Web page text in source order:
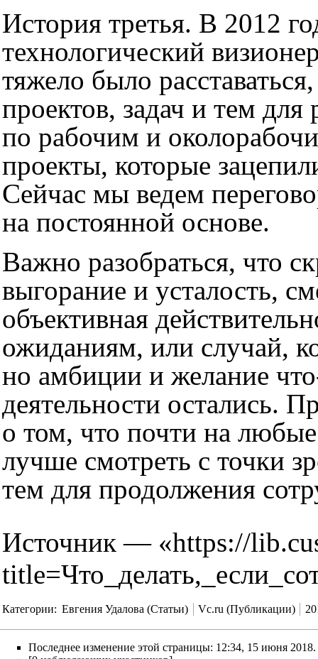
История третья. В 2012
технологический
тяжело было
проектов, задач и тем
по рабочим и
проекты, которые
Сейчас мы ведем
на постоянной основе.
Важно разобраться, что
выгорание и усталость,
объективная
ожиданиям, или случай,
но амбиции и желание
деятельности остались.
о том, что почти на
лучше смотреть с точки
тем для продолжения
Источник — «https://
Категории: Евгения Удалова (Статьи) Vc.ru (Публикации)
Последнее изменение этой страницы: 12:34, 15 июня 2018.